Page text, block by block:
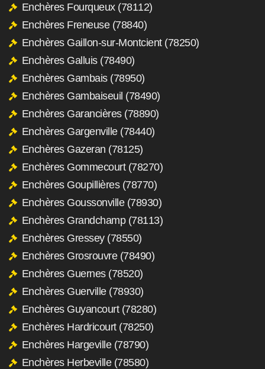
Enchères Fourqueux (78112)
Enchères Freneuse (78840)
Enchères Gaillon-sur-Montcient (78250)
Enchères Galluis (78490)
Enchères Gambais (78950)
Enchères Gambaiseuil (78490)
Enchères Garancières (78890)
Enchères Gargenville (78440)
Enchères Gazeran (78125)
Enchères Gommecourt (78270)
Enchères Goupillières (78770)
Enchères Goussonville (78930)
Enchères Grandchamp (78113)
Enchères Gressey (78550)
Enchères Grosrouvre (78490)
Enchères Guernes (78520)
Enchères Guerville (78930)
Enchères Guyancourt (78280)
Enchères Hardricourt (78250)
Enchères Hargeville (78790)
Enchères Herbeville (78580)